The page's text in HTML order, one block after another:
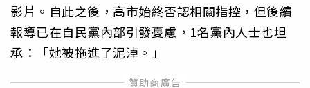
影片。自此之後，高市始終否認相關指控，但後續
報導已在自民黨內部引發憂慮，1名黨內人士也坦
承：「她被拖進了泥淖。」